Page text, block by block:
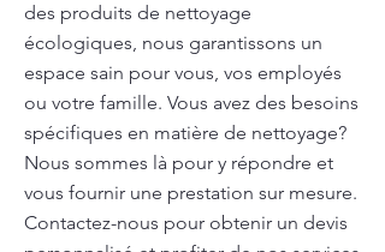
des produits de nettoyage
écologiques, nous garantissons un
espace sain pour vous, vos employés
ou votre famille. Vous avez des besoins
spécifiques en matière de nettoyage?
Nous sommes là pour y répondre et
vous fournir une prestation sur mesure.
Contactez-nous pour obtenir un devis